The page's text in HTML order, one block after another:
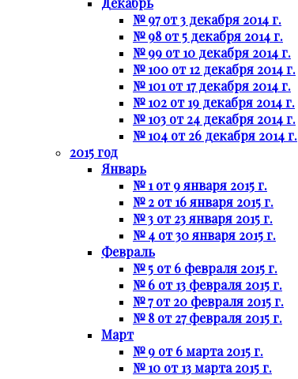
№ 97 от 3 декабря 2014 г.
№ 98 от 5 декабря 2014 г.
№ 99 от 10 декабря 2014 г.
№ 100 от 12 декабря 2014 г.
№ 101 от 17 декабря 2014 г.
№ 102 от 19 декабря 2014 г.
№ 103 от 24 декабря 2014 г.
№ 104 от 26 декабря 2014 г.
2015 год
Январь
№ 1 от 9 января 2015 г.
№ 2 от 16 января 2015 г.
№ 3 от 23 января 2015 г.
№ 4 от 30 января 2015 г.
Февраль
№ 5 от 6 февраля 2015 г.
№ 6 от 13 февраля 2015 г.
№ 7 от 20 февраля 2015 г.
№ 8 от 27 февраля 2015 г.
Март
№ 9 от 6 марта 2015 г.
№ 10 от 13 марта 2015 г.